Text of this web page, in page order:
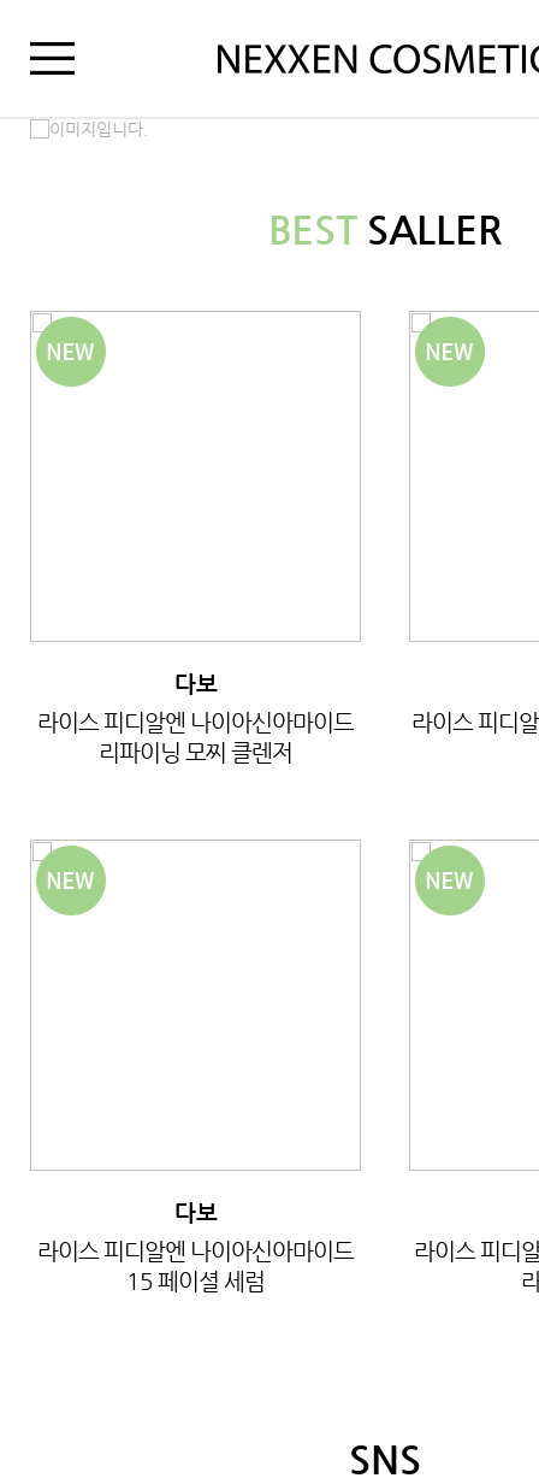
BESTSALLER
다보
라이스 피디알엔 나이아신아마이드
리파이닝 모찌 클렌저
라이스 피디
다보
라이스 피디알엔 나이아신아마이드
15 페이셜 세럼
라이스 피디
SNS